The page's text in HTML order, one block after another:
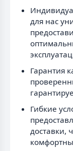
для нас
Гарантия
Гибкие
доставки,